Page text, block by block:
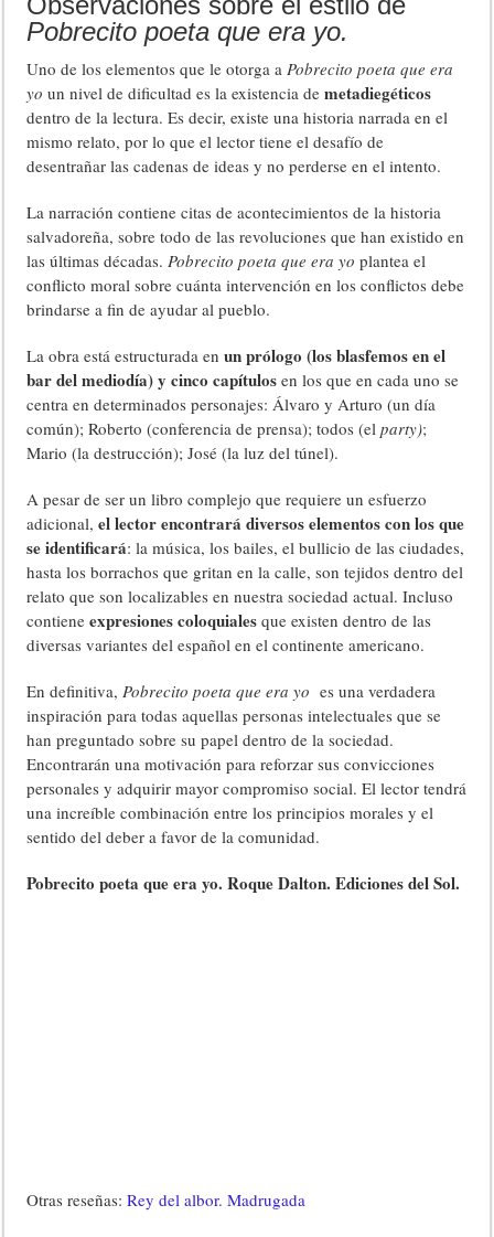
Pobrecito poeta que era yo.
Uno de los elementos que le otorga aPobrecito poeta que era
yo un nivel de dificultad es la existencia demetadiegéticos
dentro de la lectura. Es decir, existe una historia narrada en el
mismo relato, por lo que el lector tiene el desafío de
desentrañar las cadenas de ideas y no perderse en el intento.
La narración contiene citas de acontecimientos de la historia
salvadoreña, sobre todo de las revoluciones que han existido en
las últimas décadas.Pobrecito poeta que era yo plantea el
conflicto moral sobre cuánta intervención en los conflictos debe
brindarse a fin de ayudar al pueblo.
La obra está estructurada enun prólogo (los blasfemos en el
bar del mediodía) y cinco capítulos en los que en cada uno se
centra en determinados personajes: Álvaro y Arturo (un día
común); Roberto (conferencia de prensa); todos (elparty);
Mario (la destrucción); José (la luz del túnel).
A pesar de ser un libro complejo que requiere un esfuerzo
adicional,el lector encontrará diversos elementos con los que
se identificará: la música, los bailes, el bullicio de las ciudades,
hasta los borrachos que gritan en la calle, son tejidos dentro del
relato que son localizables en nuestra sociedad actual. Incluso
contieneexpresiones coloquiales que existen dentro de las
diversas variantes del español en el continente americano.
En definitiva,Pobrecito poeta que era yo es una verdadera
inspiración para todas aquellas personas intelectuales que se
han preguntado sobre su papel dentro de la sociedad.
Encontrarán una motivación para reforzar sus convicciones
personales y adquirir mayor compromiso social. El lector tendrá
una increíble combinación entre los principios morales y el
sentido del deber a favor de la comunidad.
Pobrecito poeta que era yo. Roque Dalton. Ediciones del Sol.
Otras reseñas:Rey del albor. Madrugada